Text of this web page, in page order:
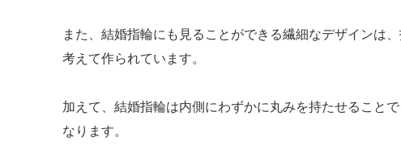
また、結婚指輪にも見ることができる繊細なデザインは
考えて作られています。
加えて、結婚指輪は内側にわずかに丸みを持たせること
なります。